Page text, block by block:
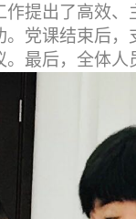
提出了高效
党课结束后
最后，全体人